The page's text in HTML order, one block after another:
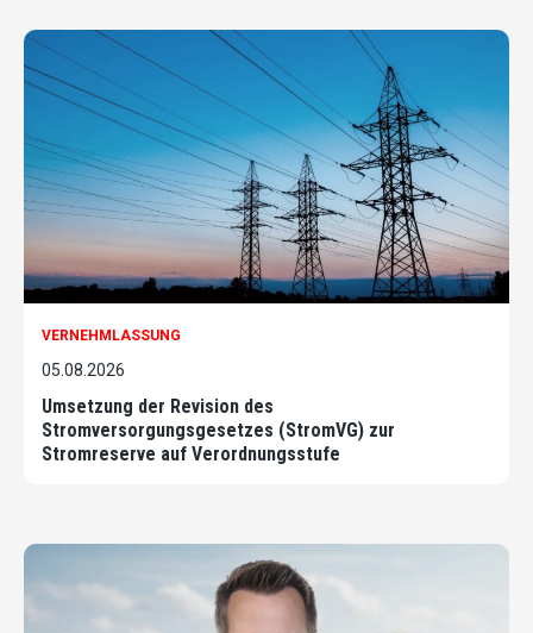
VERNEHMLASSUNG
05.08.2026
Umsetzung der Revision des
Stromversorgungsgesetzes (StromVG) zur
Stromreserve auf Verordnungsstufe